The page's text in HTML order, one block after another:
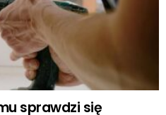
sprawdzi się